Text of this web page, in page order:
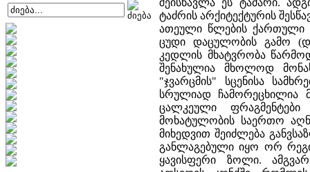
შეისწავლა ეს ტაძარი.
ტაძრის არქიტექტურის
ათეული წლების ქართული
ცუდი დაცულობის გამო
კედლის მხატვრობა
შენახულია მხოლოდ
"ჯვარცმის" სცენისა
სრულიად ჩამორეცხილია
ცალკეული
მოხატულობის საერთო
მიხედვით შეიძლება
განლაგებული იყო ორ
ყავისფერი ზოლი.